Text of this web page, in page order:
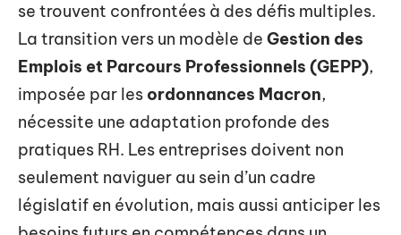
se trouvent confrontées à des défis multiples.
La transition vers un modèle de Gestion des
Emplois et Parcours Professionnels (GEPP),
imposée par les ordonnances Macron,
nécessite une adaptation profonde des
pratiques RH. Les entreprises doivent non
seulement naviguer au sein d’un cadre
législatif en évolution, mais aussi anticiper les